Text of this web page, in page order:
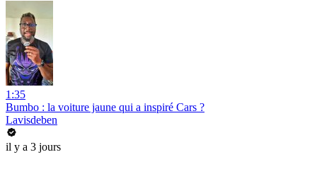
1:35
Bumbo : la voiture jaune qui a inspiré Cars ?
Lavisdeben
il y a 3 jours